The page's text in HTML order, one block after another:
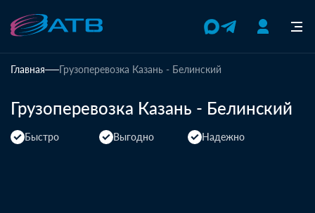
Главная Грузоперевозка Казань - Белинский
Грузоперевозка Казань - Белинский
Быстро Выгодно Надежно